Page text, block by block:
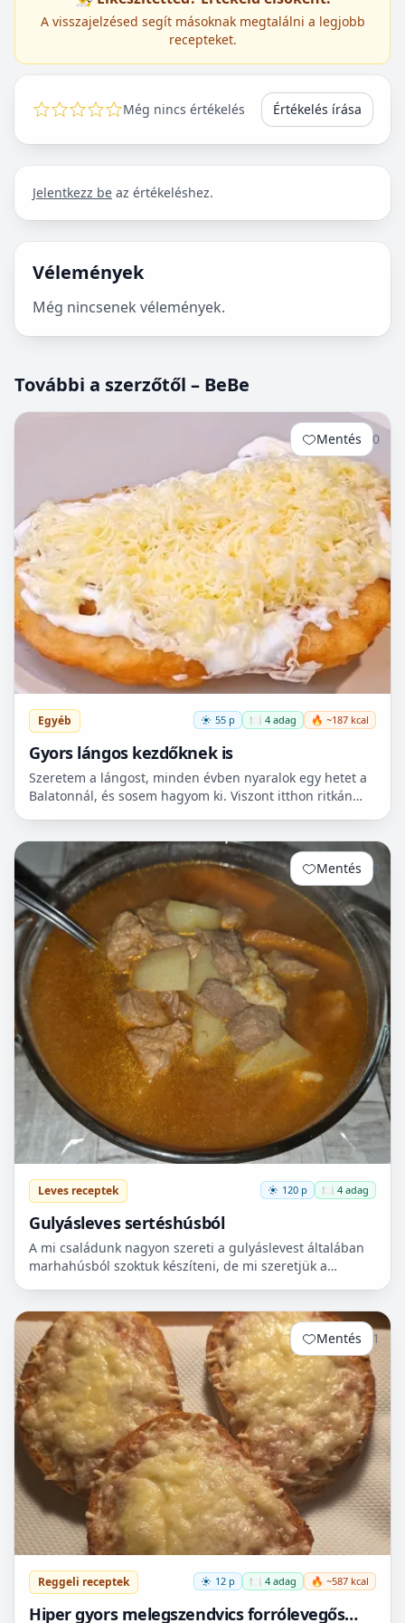
A visszajelzésed segít másoknak megtalálni a legjobb
recepteket.
Még nincs értékelés Értékelés írása
Jelentkezz be az értékeléshez.
Vélemények
Még nincsenek vélemények.
További a szerzőtől – BeBe
Mentés 0
Egyéb 55 p 🍽️ 4 adag 🔥 ~187 kcal
Gyors lángos kezdőknek is
Szeretem a lángost, minden évben nyaralok egy hetet a
Balatonnál, és sosem hagyom ki. Viszont itthon ritkán
Mentés 0
Leves receptek 120 p 🍽️ 4 adag
Gulyásleves sertéshúsból
A mi családunk nagyon szereti a gulyáslevest általában
marhahúsból szoktuk készíteni, de mi szeretjük a
Mentés 1
Reggeli receptek 12 p 🍽️ 4 adag 🔥 ~587 kcal
Hiper gyors melegszendvics forrólevegős